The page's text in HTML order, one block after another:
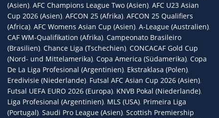
(Asien), AFC Champions League Two (Asien), AFC U23 Asian
Cup 2026 (Asien), AFCON 25 (Afrika), AFCON 25 Qualifiers
(Africa), AFC Womens Asian Cup (Asien), A-League (Australien),
CAF WM-Qualifikation (Afrika), Campeonato Brasileiro
(Brasilien), Chance Liga (Tschechien), CONCACAF Gold Cup
(Nord- und Mittelamerika), Copa America (Südamerika), Copa
De La Liga Profesional (Argentinien), Ekstraklasa (Polen),
Eredivisie (Niederlande), Futsal AFC Asian Cup 2026 (Asien),
Futsal UEFA EURO 2026 (Europa), KNVB Pokal (Niederlande),
Liga Profesional (Argentinien), MLS (USA), Primeira Liga
(Portugal), Saudi Pro League (Asien), Scottish Premiership